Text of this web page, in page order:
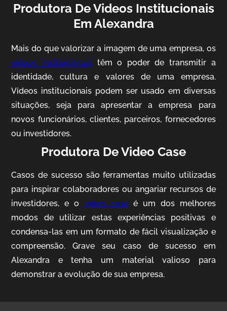
Mosaic
Produtora De Videos Institucionais
Em Alexandra
Mais do que valorizar a imagem de uma empresa, os
vídeos institucionais têm o poder de transmitir a
identidade, cultura e valores de uma empresa.
Vídeos institucionais podem ser usado em diversas
situações, seja para apresentar a empresa para
novos funcionários, clientes, parceiros, fornecedores
ou investidores.
Produtora De Video Case
Casos de sucesso são ferramentas muito utilizadas
para inspirar colaboradores ou angariar recursos de
investidores, e ovideo case é um dos melhores
modos de utilizar estas experiências positivas e
condensa-las em um formato de fácil visualização e
compreensão. Grave seu caso de sucesso em
Alexandra e tenha um material valioso para
demonstrar a evolução de sua empresa.